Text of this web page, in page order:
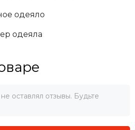
одеяло
одеяла
оставлял отзывы. Будьте